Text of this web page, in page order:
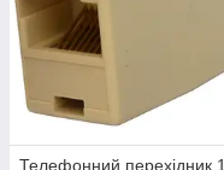
Телефонний перехідник 1